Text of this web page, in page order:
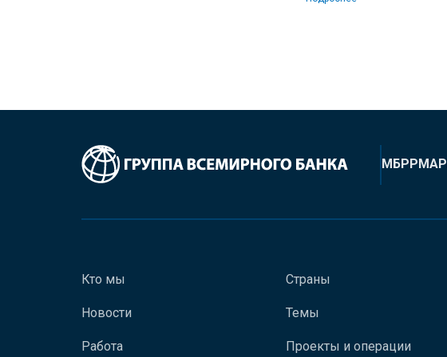
МБРРМАР
Кто мы
Новости
Работа
Страны
Темы
Проекты и операции